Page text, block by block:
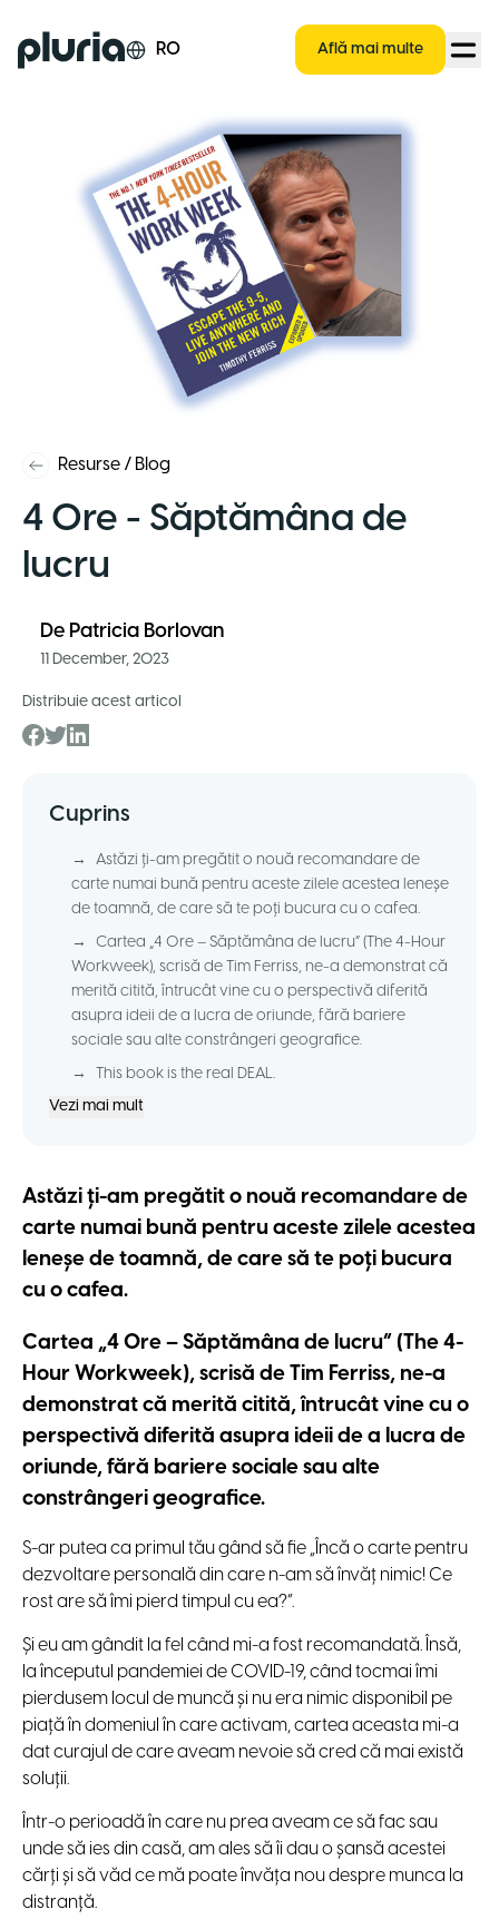
Logo Pluria RO Află mai multe
Resurse / Blog
4 Ore - Săptămâna de
lucru
De Patricia Borlovan
11 December, 2023
Distribuie acest articol
Cuprins
→
Astăzi ți-am pregătit o nouă recomandare de
carte numai bună pentru aceste zilele acestea leneșe
de toamnă, de care să te poți bucura cu o cafea.
→
Cartea „4 Ore – Săptămâna de lucru” (The 4-Hour
Workweek), scrisă de Tim Ferriss, ne-a demonstrat că
merită citită, întrucât vine cu o perspectivă diferită
asupra ideii de a lucra de oriunde, fără bariere
sociale sau alte constrângeri geografice.
→
This book is the real DEAL.
Vezi mai mult
Astăzi ți-am pregătit o nouă recomandare de
carte numai bună pentru aceste zilele acestea
leneșe de toamnă, de care să te poți bucura
cu o cafea.
Cartea „4 Ore – Săptămâna de lucru” (The 4-
Hour Workweek), scrisă de Tim Ferriss, ne-a
demonstrat că merită citită, întrucât vine cu o
perspectivă diferită asupra ideii de a lucra de
oriunde, fără bariere sociale sau alte
constrângeri geografice.
S-ar putea ca primul tău gând să fie „Încă o carte pentru
dezvoltare personală din care n-am să învăț nimic! Ce
rost are să îmi pierd timpul cu ea?”.
Și eu am gândit la fel când mi-a fost recomandată. Însă,
la începutul pandemiei de COVID-19, când tocmai îmi
pierdusem locul de muncă și nu era nimic disponibil pe
piață în domeniul în care activam, cartea aceasta mi-a
dat curajul de care aveam nevoie să cred că mai există
soluții.
Într-o perioadă în care nu prea aveam ce să fac sau
unde să ies din casă, am ales să îi dau o șansă acestei
cărți și să văd ce mă poate învăța nou despre munca la
distranță.